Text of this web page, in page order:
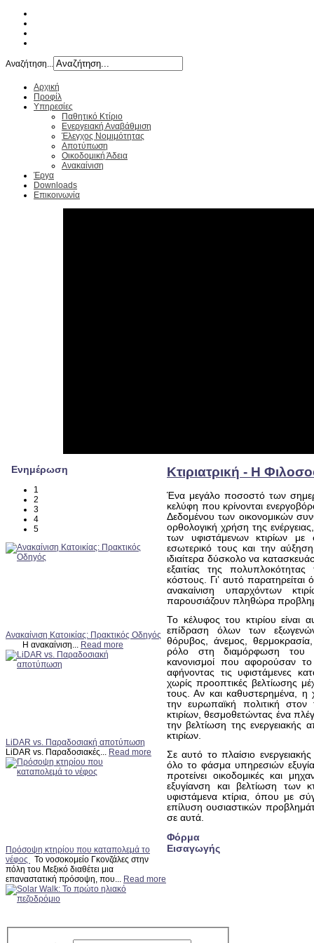
Αναζήτηση...
Αρχική
Προφίλ
Υπηρεσίες
Παθητικό Κτίριο
Ενεργειακή Αναβάθμιση
Έλεγχος Νομιμότητας
Αποτύπωση
Οικοδομική Άδεια
Ανακαίνιση
Έργα
Downloads
Επικοινωνία
Ενημέρωση
1
2
3
4
5
Ανακαίνιση Κατοικίας: Πρακτικός Οδηγός
Η ανακαίνιση... Read more
LiDAR vs. Παραδοσιακή αποτύπωση
LiDAR vs. Παραδοσιακές... Read more
Πρόσοψη κτηρίου που καταπολεμά το
νέφος
Το νοσοκομείο Γκονζάλες στην
πόλη του Μεξικό διαθέτει μια
επαναστατική πρόσοψη, που... Read more
Κτιριατρική - Η
Ένα μεγάλο ποσοστό των
κελύφη που κρίνονται
Δεδομένου των οικονομικών
ορθολογική χρήση της
των υφιστάμενων κτιρίων με
εσωτερικό τους και την
ιδιαίτερα δύσκολο να
εξαιτίας της
κόστους. Γι’ αυτό
ανακαίνιση υπαρχόντων
παρουσιάζουν πληθώρα
Το κέλυφος του κτιρίου είναι
επίδραση όλων των
θόρυβος, άνεμος, θερμοκρασία,
ρόλο στη διαμόρφωση του
κανονισμοί που αφορούσαν το
αφήνοντας τις υφιστάμενες
χωρίς προοπτικές βελτίωσης
τους. Αν και καθυστερημένα,
την ευρωπαϊκή πολιτική στον
κτιρίων, θεσμοθετώντας ένα
την βελτίωση της ενεργειακής
κτιρίων.
Σε αυτό το πλαίσιο
όλο το φάσμα υπηρεσιών
προτείνει οικοδομικές και
εξυγίανση και βελτίωση των
υφιστάμενα κτίρια, όπου με
επίλυση ουσιαστικών
σε αυτά.
Φόρμα
Εισαγωγής